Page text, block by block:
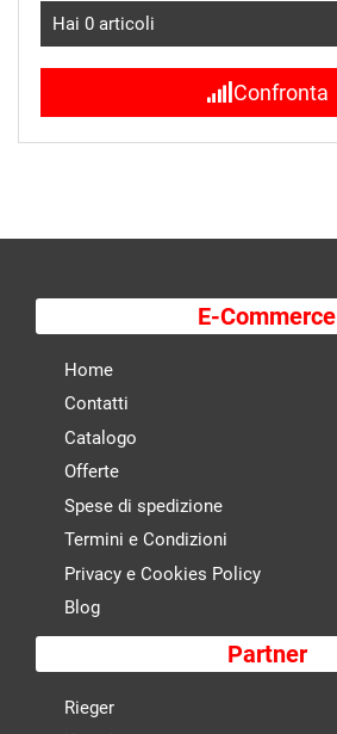
Hai 0 articoli
Confronta
E-Commerce
Home
Contatti
Catalogo
Offerte
Spese di spedizione
Termini e Condizioni
Privacy e Cookies Policy
Blog
Partner
Rieger